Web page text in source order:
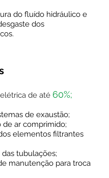
do fluído hidráulico e
dos
de até 60%;
de exaustão;
ar comprimido;
elementos filtrantes
tubulações;
manutenção para troca